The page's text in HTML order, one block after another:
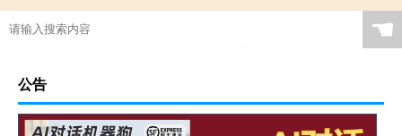
☚
公告